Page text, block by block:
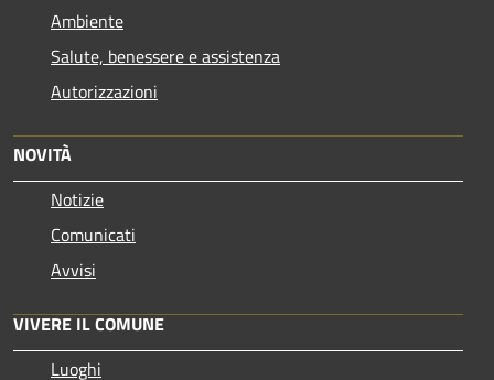
Ambiente
Salute, benessere e assistenza
Autorizzazioni
NOVITÀ
Notizie
Comunicati
Avvisi
VIVERE IL COMUNE
Luoghi